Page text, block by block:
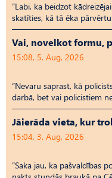
“Labi, ka beidzot
skatīties, kā tā ēka
Vai, novelkot formu,
15:08, 5. Aug, 2026
“Nevaru saprast, kā
darbā, bet vai policistiem
Jāierāda vieta, kur
15:04, 3. Aug, 2026
“Saka jau, ka pašvaldības